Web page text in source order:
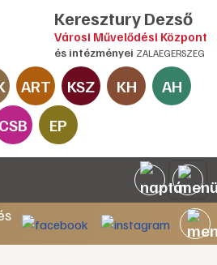
Keresztury Dezső
Városi Művelődési Központ
és intézményei ZALAEGERSZEG
ART KSZ KH
AH
CSB
EP